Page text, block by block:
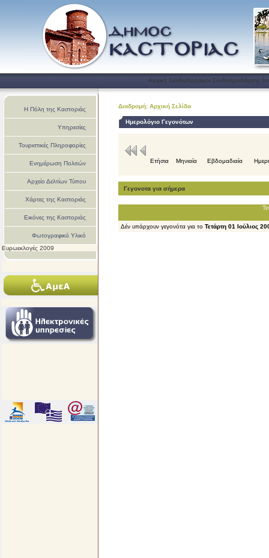
Αρχική ΣελίδαΧρήσιμοι ΣύνδεσμοιΧάρτης
Η Πόλη της Καστοριάς
Υπηρεσίες
Τουριστικές Πληροφορίες
Ενημέρωση Πολιτών
Αρχείο Δελτίων Τύπου
Χάρτες της Καστοριάς
Εικόνες της Καστοριάς
Φωτογραφικό Υλικό
Ευρωεκλογές 2009
Διαδρομή: Αρχική Σελίδα
Ημερολόγιο Γεγονότων
Ετήσια Μηνιαία Εβδομαδιαία
Γεγονοτα για σήμερα
Δέν υπάρχουν γεγονότα για το Τετάρτη 01 Ιούλιος